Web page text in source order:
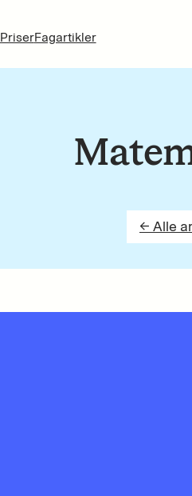
PriserFagartikler
← Alle